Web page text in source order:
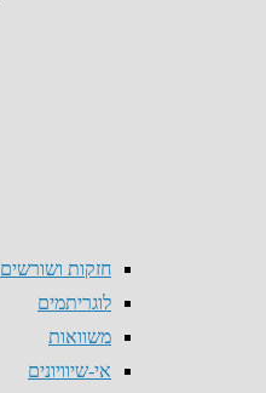
חזקות ושורשים
לוגריתמים
משוואות
אי-שיוויונים